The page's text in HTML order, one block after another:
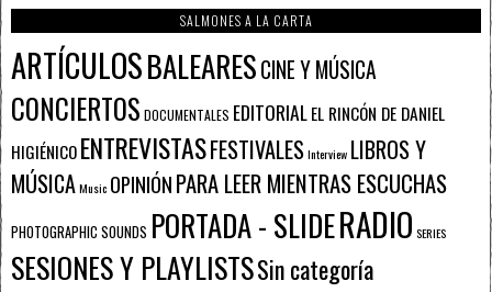
SALMONES A LA CARTA
ARTÍCULOSBALEARESCINE Y MÚSICA
CONCIERTOS DOCUMENTALES EDITORIALEL RINCÓN DE DANIEL
HIGIÉNICOENTREVISTASFESTIVALESInterview LIBROS Y
MÚSICAMusic OPINIÓNPARA LEER MIENTRAS ESCUCHAS
PHOTOGRAPHIC SOUNDS PORTADA - SLIDERADIO SERIES
SESIONES Y PLAYLISTSSin categoría